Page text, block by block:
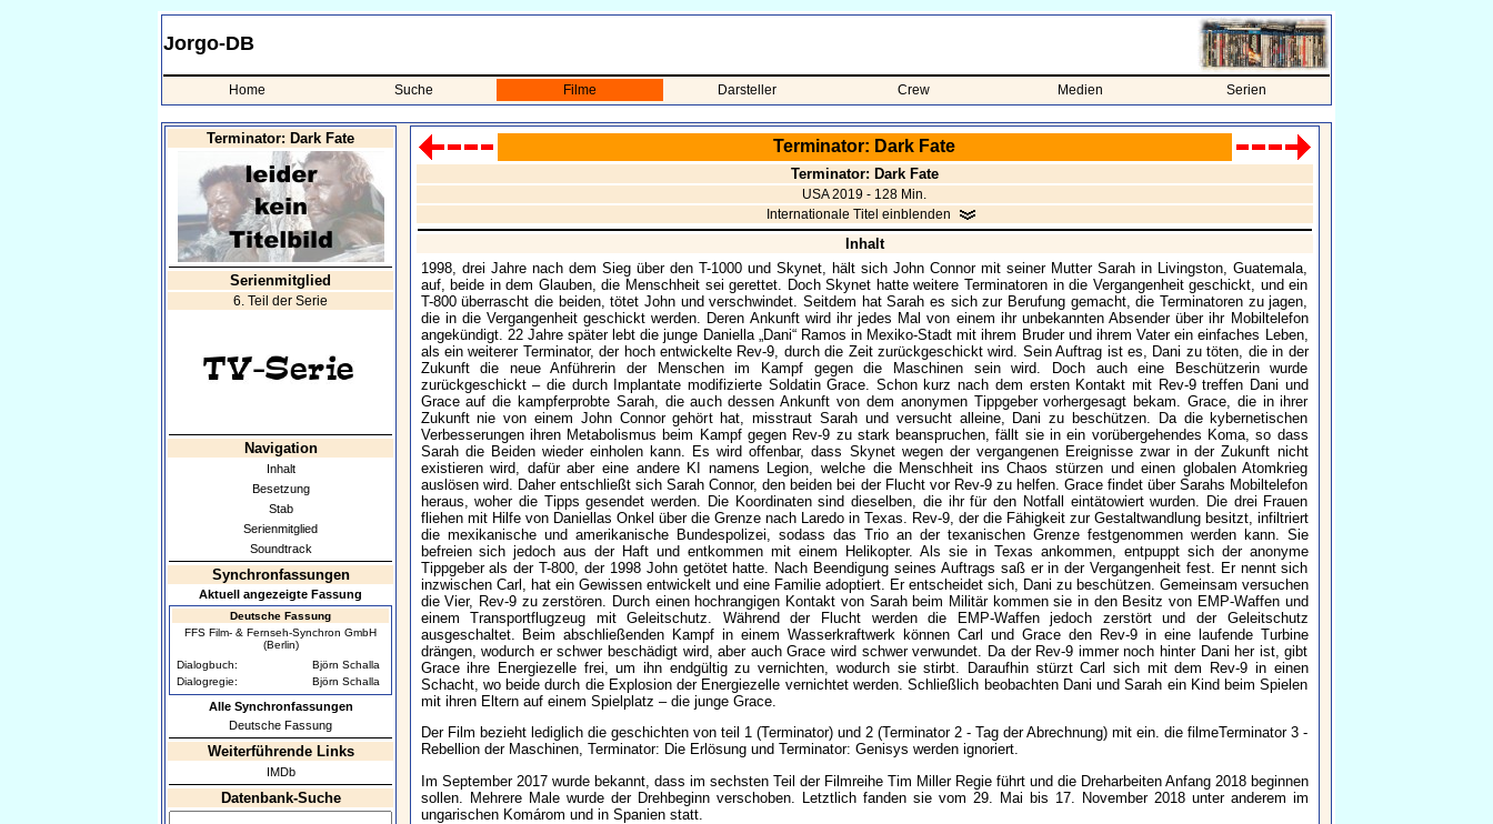
Jorgo-DB
Home Suche Filme Darsteller Crew Medien Serien
Terminator: Dark Fate
Serienmitglied
6. Teil der Serie
Navigation
Inhalt
Besetzung
Stab
Serienmitglied
Soundtrack
Synchronfassungen
Aktuell angezeigte Fassung
Deutsche Fassung
FFS Film- & Fernseh-Synchron GmbH
(Berlin)
Dialogbuch:
Björn Schalla
Dialogregie:
Björn Schalla
Alle Synchronfassungen
Deutsche Fassung
Weiterführende Links
IMDb
Datenbank-Suche
Terminator: Dark Fate
Terminator: Dark Fate
USA 2019 - 128 Min.
Internationale Titel einblenden
Inhalt
1998, drei Jahre nach dem Sieg über den T-1000 und Skynet, hält sich John Connor mit seiner Mutter Sarah in Livingston, Guatemala,
auf, beide in dem Glauben, die Menschheit sei gerettet. Doch Skynet hatte weitere Terminatoren in die Vergangenheit geschickt, und ein
T-800 überrascht die beiden, tötet John und verschwindet. Seitdem hat Sarah es sich zur Berufung gemacht, die Terminatoren zu jagen,
die in die Vergangenheit geschickt werden. Deren Ankunft wird ihr jedes Mal von einem ihr unbekannten Absender über ihr Mobiltelefon
angekündigt. 22 Jahre später lebt die junge Daniella „Dani“ Ramos in Mexiko-Stadt mit ihrem Bruder und ihrem Vater ein einfaches Leben,
als ein weiterer Terminator, der hoch entwickelte Rev-9, durch die Zeit zurückgeschickt wird. Sein Auftrag ist es, Dani zu töten, die in der
Zukunft die neue Anführerin der Menschen im Kampf gegen die Maschinen sein wird. Doch auch eine Beschützerin wurde
zurückgeschickt – die durch Implantate modifizierte Soldatin Grace. Schon kurz nach dem ersten Kontakt mit Rev-9 treffen Dani und
Grace auf die kampferprobte Sarah, die auch dessen Ankunft von dem anonymen Tippgeber vorhergesagt bekam. Grace, die in ihrer
Zukunft nie von einem John Connor gehört hat, misstraut Sarah und versucht alleine, Dani zu beschützen. Da die kybernetischen
Verbesserungen ihren Metabolismus beim Kampf gegen Rev-9 zu stark beanspruchen, fällt sie in ein vorübergehendes Koma, so dass
Sarah die Beiden wieder einholen kann. Es wird offenbar, dass Skynet wegen der vergangenen Ereignisse zwar in der Zukunft nicht
existieren wird, dafür aber eine andere KI namens Legion, welche die Menschheit ins Chaos stürzen und einen globalen Atomkrieg
auslösen wird. Daher entschließt sich Sarah Connor, den beiden bei der Flucht vor Rev-9 zu helfen. Grace findet über Sarahs Mobiltelefon
heraus, woher die Tipps gesendet werden. Die Koordinaten sind dieselben, die ihr für den Notfall eintätowiert wurden. Die drei Frauen
fliehen mit Hilfe von Daniellas Onkel über die Grenze nach Laredo in Texas. Rev-9, der die Fähigkeit zur Gestaltwandlung besitzt, infiltriert
die mexikanische und amerikanische Bundespolizei, sodass das Trio an der texanischen Grenze festgenommen werden kann. Sie
befreien sich jedoch aus der Haft und entkommen mit einem Helikopter. Als sie in Texas ankommen, entpuppt sich der anonyme
Tippgeber als der T-800, der 1998 John getötet hatte. Nach Beendigung seines Auftrags saß er in der Vergangenheit fest. Er nennt sich
inzwischen Carl, hat ein Gewissen entwickelt und eine Familie adoptiert. Er entscheidet sich, Dani zu beschützen. Gemeinsam versuchen
die Vier, Rev-9 zu zerstören. Durch einen hochrangigen Kontakt von Sarah beim Militär kommen sie in den Besitz von EMP-Waffen und
einem Transportflugzeug mit Geleitschutz. Während der Flucht werden die EMP-Waffen jedoch zerstört und der Geleitschutz
ausgeschaltet. Beim abschließenden Kampf in einem Wasserkraftwerk können Carl und Grace den Rev-9 in eine laufende Turbine
drängen, wodurch er schwer beschädigt wird, aber auch Grace wird schwer verwundet. Da der Rev-9 immer noch hinter Dani her ist, gibt
Grace ihre Energiezelle frei, um ihn endgültig zu vernichten, wodurch sie stirbt. Daraufhin stürzt Carl sich mit dem Rev-9 in einen
Schacht, wo beide durch die Explosion der Energiezelle vernichtet werden. Schließlich beobachten Dani und Sarah ein Kind beim Spielen
mit ihren Eltern auf einem Spielplatz – die junge Grace.
Der Film bezieht lediglich die geschichten von teil 1 (Terminator) und 2 (Terminator 2 - Tag der Abrechnung) mit ein. die filmeTerminator 3 -
Rebellion der Maschinen, Terminator: Die Erlösung und Terminator: Genisys werden ignoriert.
Im September 2017 wurde bekannt, dass im sechsten Teil der Filmreihe Tim Miller Regie führt und die Dreharbeiten Anfang 2018 beginnen
sollen. Mehrere Male wurde der Drehbeginn verschoben. Letztlich fanden sie vom 29. Mai bis 17. November 2018 unter anderem im
ungarischen Komárom und in Spanien statt.